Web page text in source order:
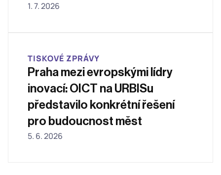
1. 7. 2026
TISKOVÉ ZPRÁVY
Praha mezi evropskými lídry
inovací: OICT na URBISu
představilo konkrétní řešení
pro budoucnost měst
5. 6. 2026